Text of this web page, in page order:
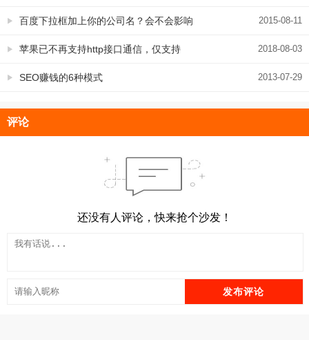
2015-08-11
百度下拉框加上你的公司名？会不会影响
SEO效果 2018-08-03
苹果已不再支持http接口通信，仅支持
https的，永易搜科技已实测 2013-07-29
SEO赚钱的6种模式
评论
还没有人评论，快来抢个沙发！
发布评论